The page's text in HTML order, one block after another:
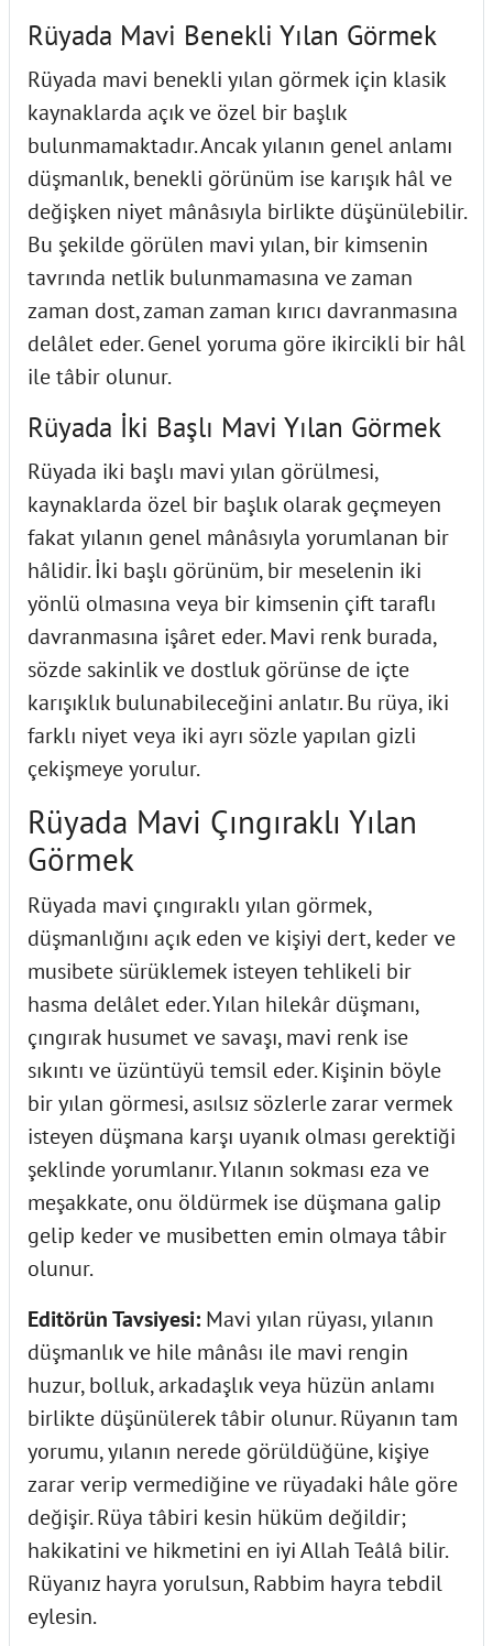
Rüyada Mavi Benekli Yılan Görmek
Rüyada mavi benekli yılan görmek için klasik
kaynaklarda açık ve özel bir başlık
bulunmamaktadır. Ancak yılanın genel anlamı
düşmanlık, benekli görünüm ise karışık hâl ve
değişken niyet mânâsıyla birlikte düşünülebilir.
Bu şekilde görülen mavi yılan, bir kimsenin
tavrında netlik bulunmamasına ve zaman
zaman dost, zaman zaman kırıcı davranmasına
delâlet eder. Genel yoruma göre ikircikli bir hâl
ile tâbir olunur.
Rüyada İki Başlı Mavi Yılan Görmek
Rüyada iki başlı mavi yılan görülmesi,
kaynaklarda özel bir başlık olarak geçmeyen
fakat yılanın genel mânâsıyla yorumlanan bir
hâlidir. İki başlı görünüm, bir meselenin iki
yönlü olmasına veya bir kimsenin çift taraflı
davranmasına işâret eder. Mavi renk burada,
sözde sakinlik ve dostluk görünse de içte
karışıklık bulunabileceğini anlatır. Bu rüya, iki
farklı niyet veya iki ayrı sözle yapılan gizli
çekişmeye yorulur.
Rüyada Mavi Çıngıraklı Yılan
Görmek
Rüyada mavi çıngıraklı yılan görmek,
düşmanlığını açık eden ve kişiyi dert, keder ve
musibete sürüklemek isteyen tehlikeli bir
hasma delâlet eder. Yılan hilekâr düşmanı,
çıngırak husumet ve savaşı, mavi renk ise
sıkıntı ve üzüntüyü temsil eder. Kişinin böyle
bir yılan görmesi, asılsız sözlerle zarar vermek
isteyen düşmana karşı uyanık olması gerektiği
şeklinde yorumlanır. Yılanın sokması eza ve
meşakkate, onu öldürmek ise düşmana galip
gelip keder ve musibetten emin olmaya tâbir
olunur.
Editörün Tavsiyesi: Mavi yılan rüyası, yılanın
düşmanlık ve hile mânâsı ile mavi rengin
huzur, bolluk, arkadaşlık veya hüzün anlamı
birlikte düşünülerek tâbir olunur. Rüyanın tam
yorumu, yılanın nerede görüldüğüne, kişiye
zarar verip vermediğine ve rüyadaki hâle göre
değişir. Rüya tâbiri kesin hüküm değildir;
hakikatini ve hikmetini en iyi Allah Teâlâ bilir.
Rüyanız hayra yorulsun, Rabbim hayra tebdil
eylesin.